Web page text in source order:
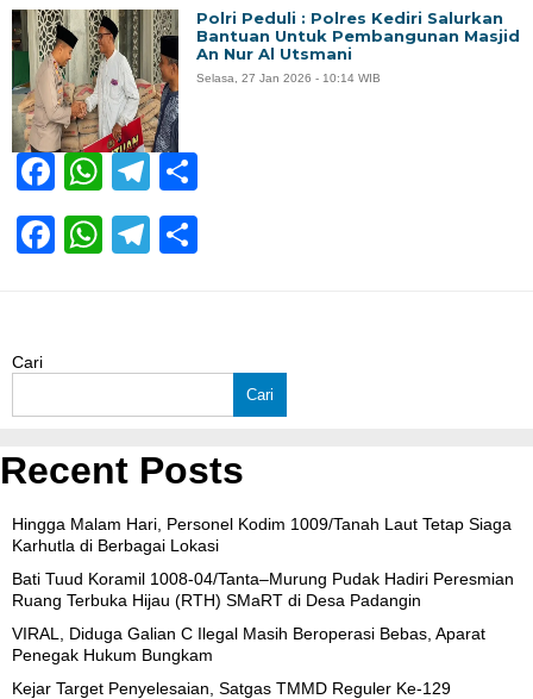
Cari
Cari
Recent Posts
Hingga Malam Hari, Personel Kodim 1009/Tanah Laut Tetap Siaga
Karhutla di Berbagai Lokasi
Bati Tuud Koramil 1008-04/Tanta–Murung Pudak Hadiri Peresmian
Ruang Terbuka Hijau (RTH) SMaRT di Desa Padangin
VIRAL, Diduga Galian C Ilegal Masih Beroperasi Bebas, Aparat
Penegak Hukum Bungkam
Kejar Target Penyelesaian, Satgas TMMD Reguler Ke-129
Polri Peduli : Polres Kediri Salurkan
Bantuan Untuk Pembangunan Masjid
An Nur Al Utsmani
Selasa, 27 Jan 2026 - 10:14 WIB
Facebook
WhatsApp
Telegram
Facebook
WhatsApp
Telegram